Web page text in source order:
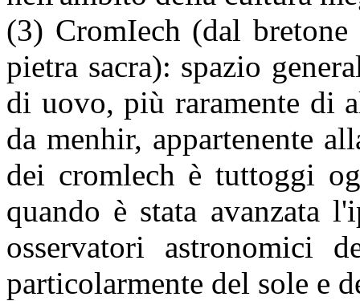
(3) CromIech (dal
pietra sacra): spazio
di uovo, più raramente di
da menhir, appartenente
dei cromlech è tuttoggi
quando è stata avanzata
osservatori astronomici
particolarmente del sole e